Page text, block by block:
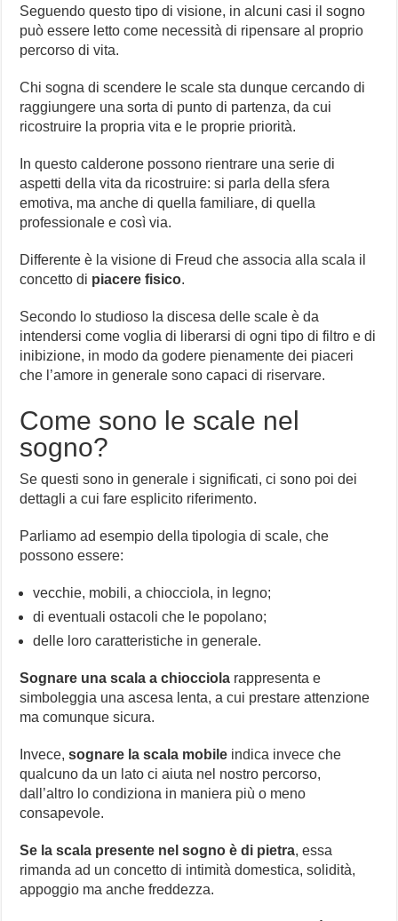
Seguendo questo tipo di visione, in alcuni casi il sogno
può essere letto come necessità di ripensare al proprio
percorso di vita.
Chi sogna di scendere le scale sta dunque cercando di
raggiungere una sorta di punto di partenza, da cui
ricostruire la propria vita e le proprie priorità.
In questo calderone possono rientrare una serie di
aspetti della vita da ricostruire: si parla della sfera
emotiva, ma anche di quella familiare, di quella
professionale e così via.
Differente è la visione di Freud che associa alla scala il
concetto di piacere fisico.
Secondo lo studioso la discesa delle scale è da
intendersi come voglia di liberarsi di ogni tipo di filtro e di
inibizione, in modo da godere pienamente dei piaceri
che l’amore in generale sono capaci di riservare.
Come sono le scale nel
sogno?
Se questi sono in generale i significati, ci sono poi dei
dettagli a cui fare esplicito riferimento.
Parliamo ad esempio della tipologia di scale, che
possono essere:
vecchie, mobili, a chiocciola, in legno;
di eventuali ostacoli che le popolano;
delle loro caratteristiche in generale.
Sognare una scala a chiocciola rappresenta e
simboleggia una ascesa lenta, a cui prestare attenzione
ma comunque sicura.
Invece,sognare la scala mobile indica invece che
qualcuno da un lato ci aiuta nel nostro percorso,
dall’altro lo condiziona in maniera più o meno
consapevole.
Se la scala presente nel sogno è di pietra, essa
rimanda ad un concetto di intimità domestica, solidità,
appoggio ma anche freddezza.